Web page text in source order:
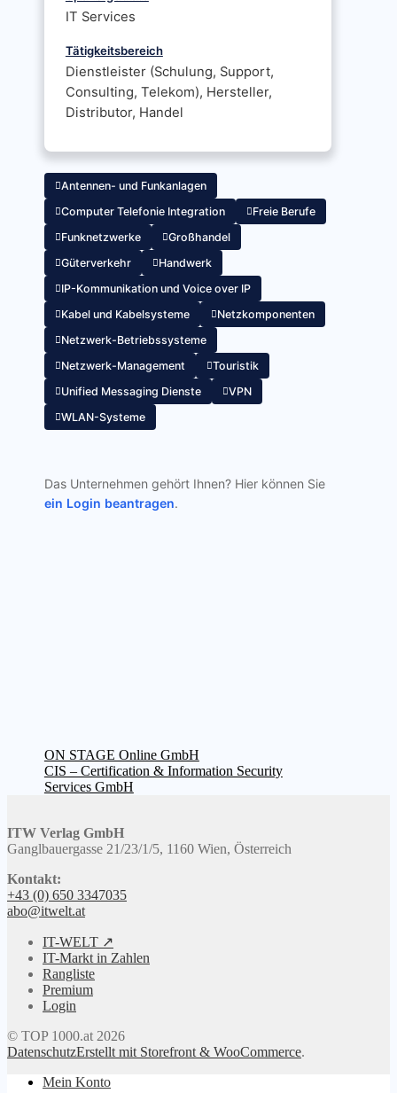
IT Services
Tätigkeitsbereich
Dienstleister (Schulung, Support,
Consulting, Telekom), Hersteller,
Distributor, Handel
Antennen- und Funkanlagen
Computer Telefonie Integration
Freie Berufe
Funknetzwerke
Großhandel
Güterverkehr
Handwerk
IP-Kommunikation und Voice over IP
Kabel und Kabelsysteme
Netzkomponenten
Netzwerk-Betriebssysteme
Netzwerk-Management
Touristik
Unified Messaging Dienste
VPN
WLAN-Systeme
Das Unternehmen gehört Ihnen? Hier können Sie
ein Login beantragen.
Beitragsnavigation
Vorheriger
Beitrag:
ON STAGE Online GmbH
Nächster
Beitrag:
CIS – Certification & Information Security
Services GmbH
ITW Verlag GmbH
Ganglbauergasse 21/23/1/5, 1160 Wien, Österreich
Kontakt:
+43 (0) 650 3347035
abo@itwelt.at
IT-WELT ↗
IT-Markt in Zahlen
Rangliste
Premium
Login
© TOP 1000.at 2026
DatenschutzErstellt mit Storefront & WooCommerce.
Mein Konto